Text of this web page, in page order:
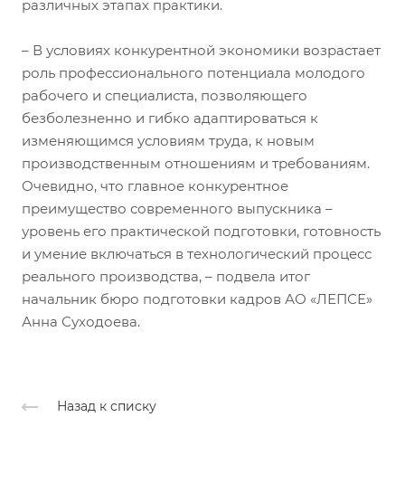
различных этапах практики.
– В условиях конкурентной экономики возрастает
роль профессионального потенциала молодого
рабочего и специалиста, позволяющего
безболезненно и гибко адаптироваться к
изменяющимся условиям труда, к новым
производственным отношениям и требованиям.
Очевидно, что главное конкурентное
преимущество современного выпускника –
уровень его практической подготовки, готовность
и умение включаться в технологический процесс
реального производства, – подвела итог
начальник бюро подготовки кадров АО «ЛЕПСЕ»
Анна Суходоева.
Назад к списку